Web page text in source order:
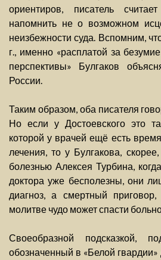
ориентиров, писатель
напомнить не о возможном
неизбежности суда. Вспомним,
г., именно «расплатой за
перспективы» Булгаков
России.
Таким образом, оба писателя
Но если у Достоевского это
которой у врачей ещё есть
лечения, то у Булгакова,
болезнью Алексея Турбина,
доктора уже бесполезны, они
диагноз, а смертный
молитве чудо может спасти
Своеобразной подсказкой,
обозначенный в «Белой